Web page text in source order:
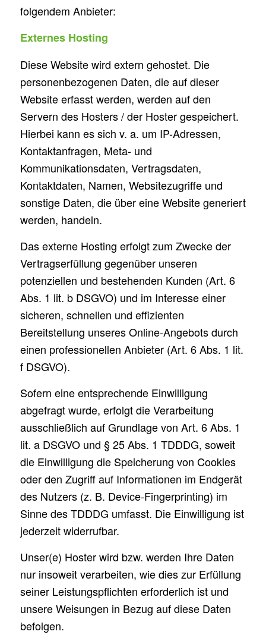
folgendem Anbieter:
Externes Hosting
Diese Website wird extern gehostet. Die
personenbezogenen Daten, die auf dieser
Website erfasst werden, werden auf den
Servern des Hosters / der Hoster gespeichert.
Hierbei kann es sich v. a. um IP-Adressen,
Kontaktanfragen, Meta- und
Kommunikationsdaten, Vertragsdaten,
Kontaktdaten, Namen, Websitezugriffe und
sonstige Daten, die über eine Website generiert
werden, handeln.
Das externe Hosting erfolgt zum Zwecke der
Vertragserfüllung gegenüber unseren
potenziellen und bestehenden Kunden (Art. 6
Abs. 1 lit. b DSGVO) und im Interesse einer
sicheren, schnellen und effizienten
Bereitstellung unseres Online-Angebots durch
einen professionellen Anbieter (Art. 6 Abs. 1 lit.
f DSGVO).
Sofern eine entsprechende Einwilligung
abgefragt wurde, erfolgt die Verarbeitung
ausschließlich auf Grundlage von Art. 6 Abs. 1
lit. a DSGVO und § 25 Abs. 1 TDDDG, soweit
die Einwilligung die Speicherung von Cookies
oder den Zugriff auf Informationen im Endgerät
des Nutzers (z. B. Device-Fingerprinting) im
Sinne des TDDDG umfasst. Die Einwilligung ist
jederzeit widerrufbar.
Unser(e) Hoster wird bzw. werden Ihre Daten
nur insoweit verarbeiten, wie dies zur Erfüllung
seiner Leistungspflichten erforderlich ist und
unsere Weisungen in Bezug auf diese Daten
befolgen.